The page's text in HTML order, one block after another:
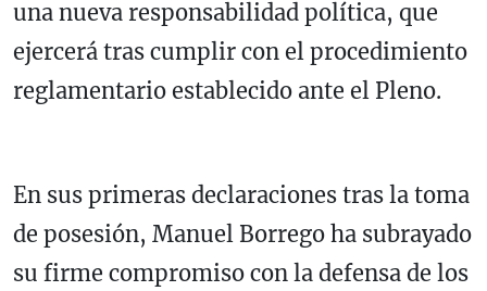
una nueva responsabilidad política, que
ejercerá tras cumplir con el procedimiento
reglamentario establecido ante el Pleno.
En sus primeras declaraciones tras la toma
de posesión, Manuel Borrego ha subrayado
su firme compromiso con la defensa de los